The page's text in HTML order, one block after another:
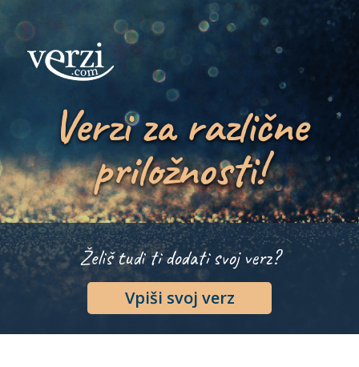
Verzi za različne
priložnosti!
Želiš tudi ti dodati svoj verz?
Vpiši svoj verz